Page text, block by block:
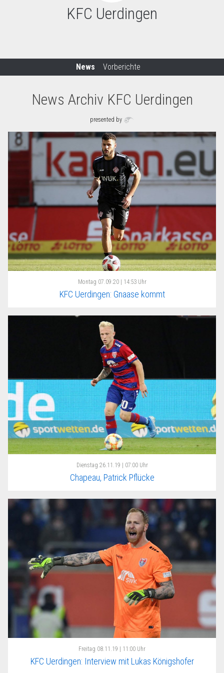
KFC Uerdingen
News Vorberichte
News Archiv KFC Uerdingen
presented by
Montag 07.09.20 | 14:53 Uhr
KFC Uerdingen: Gnaase kommt
Dienstag 26.11.19 | 07:00 Uhr
Chapeau, Patrick Pflücke
Freitag 08.11.19 | 11:00 Uhr
KFC Uerdingen: Interview mit Lukas Königshofer